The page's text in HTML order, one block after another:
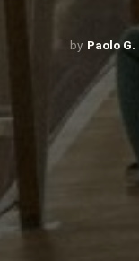
Paolo G.